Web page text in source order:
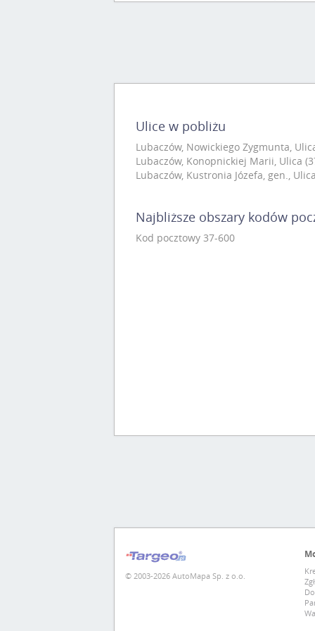
Ulice w pobliżu
Lubaczów, Nowickiego Zygmunta,
Lubaczów, Konopnickiej Marii, Ulica
Lubaczów, Kustronia Józefa, gen.,
Najbliższe obszary kodów
Kod pocztowy 37-600
© 2003-2026 AutoMapa Sp. z o.o.